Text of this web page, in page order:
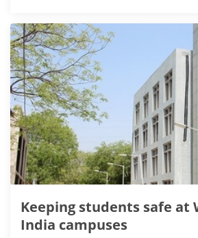
Keeping students safe at
India campuses